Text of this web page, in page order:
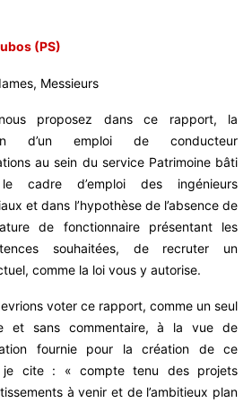
(PS)
Messieurs
proposez dans ce rapport, la
d’un emploi de conducteur
au sein du service Patrimoine bâti
cadre d’emploi des ingénieurs
et dans l’hypothèse de l’absence de
de fonctionnaire présentant les
souhaitées, de recruter un
comme la loi vous y autorise.
voter ce rapport, comme un seul
et sans commentaire, à la vue de
fournie pour la création de ce
je cite : « compte tenu des projets
à venir et de l’ambitieux plan